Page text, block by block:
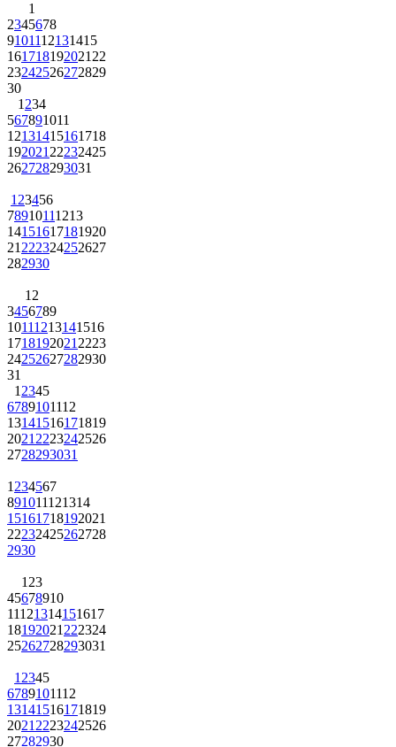
1
2345678
9101112131415
161718192021 22
23242526272829
30
1 234
567891011
12131415161718
192021 22232425
262728293031
1 23456
78910111213
14151617181920
21 222324252627
282930
1 2
3456789
10111213141516
1718192021 2223
24252627282930
31
1 2345
6789101112
13141516171819
2021 2223242526
2728293031
1 234567
891011121314
15161718192021
22232425262728
2930
1 23
45678910
11121314151617
18192021 222324
25262728293031
1 2345
6789101112
13141516171819
2021 2223242526
27282930